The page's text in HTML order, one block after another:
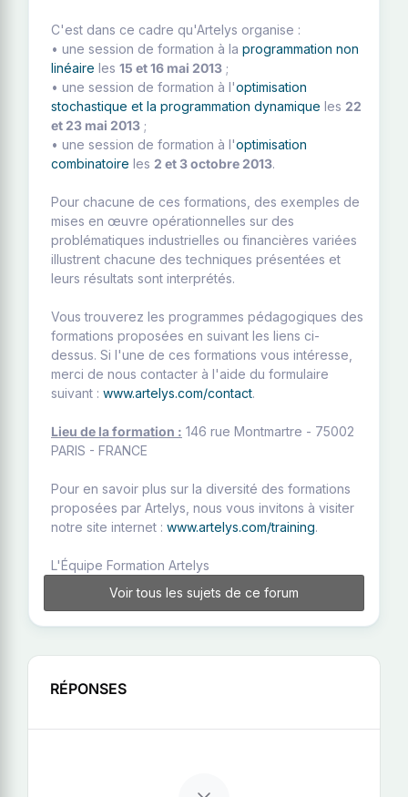
C'est dans ce cadre qu'Artelys organise :
• une session de formation à la programmation non
linéaire les 15 et 16 mai 2013 ;
• une session de formation à l'optimisation
stochastique et la programmation dynamique les 22
et 23 mai 2013 ;
• une session de formation à l'optimisation
combinatoire les 2 et 3 octobre 2013.
Pour chacune de ces formations, des exemples de
mises en œuvre opérationnelles sur des
problématiques industrielles ou financières variées
illustrent chacune des techniques présentées et
leurs résultats sont interprétés.
Vous trouverez les programmes pédagogiques des
formations proposées en suivant les liens ci-
dessus. Si l'une de ces formations vous intéresse,
merci de nous contacter à l'aide du formulaire
suivant : www.artelys.com/contact.
Lieu de la formation : 146 rue Montmartre - 75002
PARIS - FRANCE
Pour en savoir plus sur la diversité des formations
proposées par Artelys, nous vous invitons à visiter
notre site internet : www.artelys.com/training.
L'Équipe Formation Artelys
Voir tous les sujets de ce forum
RÉPONSES